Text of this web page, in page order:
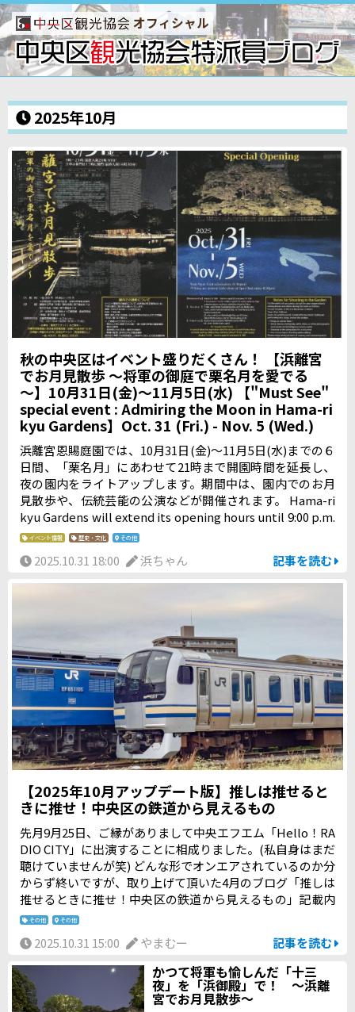
オフィシャル
2025年10月
秋の中央区はイベント盛りだくさん！ 【浜離宮
でお月見散歩 ～将軍の御庭で栗名月を愛でる
～】10月31日(金)～11月5日(水) 【"Must See"
special event : Admiring the Moon in Hama-ri
kyu Gardens】Oct. 31 (Fri.) - Nov. 5 (Wed.)
浜離宮恩賜庭園では、10月31日(金)～11月5日(水)までの６
日間、「栗名月」にあわせて21時まで開園時間を延長し、
夜の園内をライトアップします。期間中は、園内でのお月
見散歩や、伝統芸能の公演などが開催されます。 Hama-ri
kyu Gardens will extend its opening hours until 9:00 p.m.
and light up at night. Fascinating events, such as “Strolli
ng”, will be held.
イベント情報 歴史・文化 その他
2025.10.31 18:00 浜ちゃん 記事を読む
【2025年10月アップデート版】推しは推せると
きに推せ！中央区の鉄道から見えるもの
先月9月25日、ご縁がありまして中央エフエム「Hello！RA
DIO CITY」に出演することに相成りました。(私自身はまだ
聴けていませんが笑) どんな形でオンエアされているのか分
からず終いですが、取り上げて頂いた4月のブログ「推しは
推せるときに推せ！中央区の鉄道から見えるもの」記載内
容が、半年経った10月現在、大幅に変わっております。 今
出ております。ラジオでお話した内容を修正するため、10
月時点の情報としてアップデートさせて頂きます。
その他 その他
2025.10.31 15:00 やまむー 記事を読む
かつて将軍も愉しんだ「十三
夜」を「浜御殿」で！ ～浜離
宮でお月見散歩～